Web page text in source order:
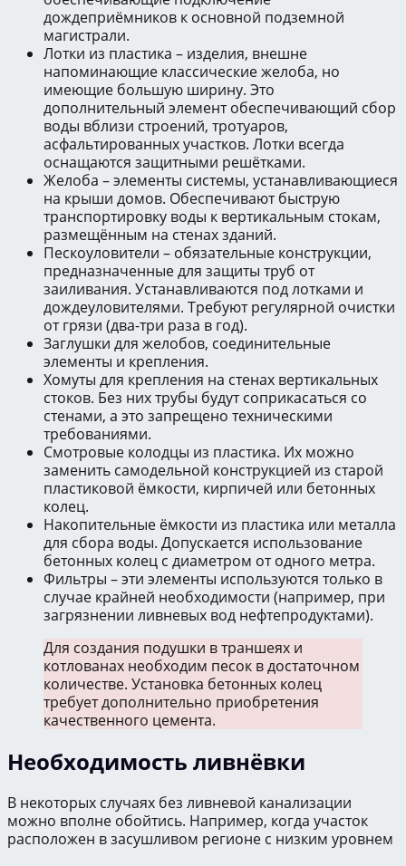
дождеприёмников к основной подземной
магистрали.
Лотки из пластика – изделия, внешне
напоминающие классические желоба, но
имеющие большую ширину. Это
дополнительный элемент обеспечивающий сбор
воды вблизи строений, тротуаров,
асфальтированных участков. Лотки всегда
оснащаются защитными решётками.
Желоба – элементы системы, устанавливающиеся
на крыши домов. Обеспечивают быструю
транспортировку воды к вертикальным стокам,
размещённым на стенах зданий.
Пескоуловители – обязательные конструкции,
предназначенные для защиты труб от
заиливания. Устанавливаются под лотками и
дождеуловителями. Требуют регулярной очистки
от грязи (два-три раза в год).
Заглушки для желобов, соединительные
элементы и крепления.
Хомуты для крепления на стенах вертикальных
стоков. Без них трубы будут соприкасаться со
стенами, а это запрещено техническими
требованиями.
Смотровые колодцы из пластика. Их можно
заменить самодельной конструкцией из старой
пластиковой ёмкости, кирпичей или бетонных
колец.
Накопительные ёмкости из пластика или металла
для сбора воды. Допускается использование
бетонных колец с диаметром от одного метра.
Фильтры – эти элементы используются только в
случае крайней необходимости (например, при
загрязнении ливневых вод нефтепродуктами).
Для создания подушки в траншеях и
котлованах необходим песок в достаточном
количестве. Установка бетонных колец
требует дополнительно приобретения
качественного цемента.
Необходимость ливнёвки
В некоторых случаях без ливневой канализации
можно вполне обойтись. Например, когда участок
расположен в засушливом регионе с низким уровнем